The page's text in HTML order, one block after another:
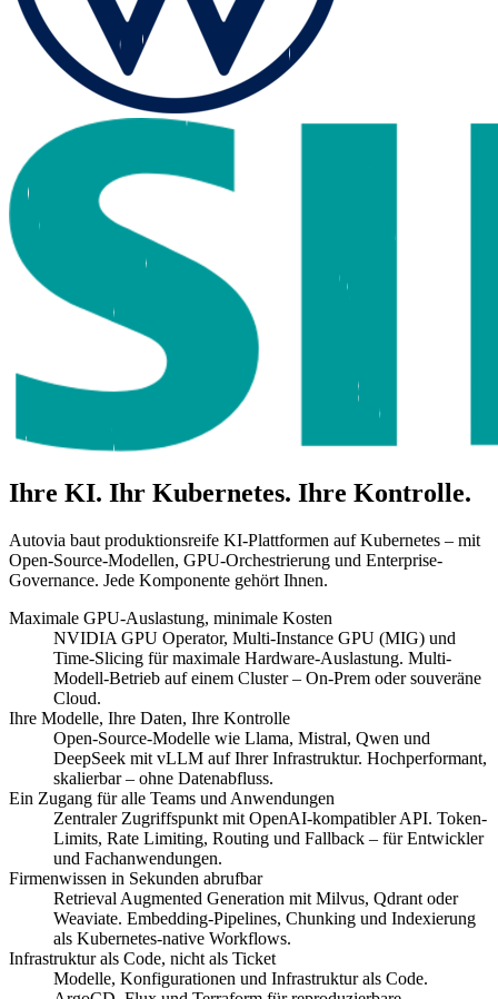
Ihre KI. Ihr Kubernetes. Ihre Kontrolle.
Autovia baut produktionsreife KI-Plattformen auf Kubernetes – mit
Open-Source-Modellen, GPU-Orchestrierung und Enterprise-
Governance. Jede Komponente gehört Ihnen.
Maximale GPU-Auslastung, minimale Kosten
NVIDIA GPU Operator, Multi-Instance GPU (MIG) und
Time-Slicing für maximale Hardware-Auslastung. Multi-
Modell-Betrieb auf einem Cluster – On-Prem oder souveräne
Cloud.
Ihre Modelle, Ihre Daten, Ihre Kontrolle
Open-Source-Modelle wie Llama, Mistral, Qwen und
DeepSeek mit vLLM auf Ihrer Infrastruktur. Hochperformant,
skalierbar – ohne Datenabfluss.
Ein Zugang für alle Teams und Anwendungen
Zentraler Zugriffspunkt mit OpenAI-kompatibler API. Token-
Limits, Rate Limiting, Routing und Fallback – für Entwickler
und Fachanwendungen.
Firmenwissen in Sekunden abrufbar
Retrieval Augmented Generation mit Milvus, Qdrant oder
Weaviate. Embedding-Pipelines, Chunking und Indexierung
als Kubernetes-native Workflows.
Infrastruktur als Code, nicht als Ticket
Modelle, Konfigurationen und Infrastruktur als Code.